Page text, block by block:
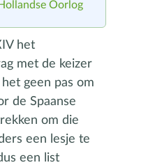
Oorlog
het
met de keizer
geen pas om
de Spaanse
om die
een lesje te
een list